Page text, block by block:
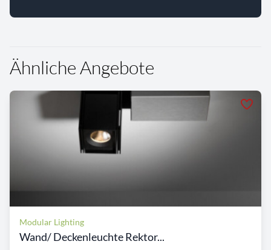
Ähnliche Angebote
Modular Lighting
Wand/ Deckenleuchte Rektor...